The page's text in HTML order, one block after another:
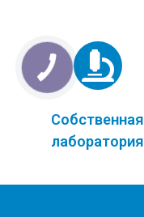
Собственная
лаборатория